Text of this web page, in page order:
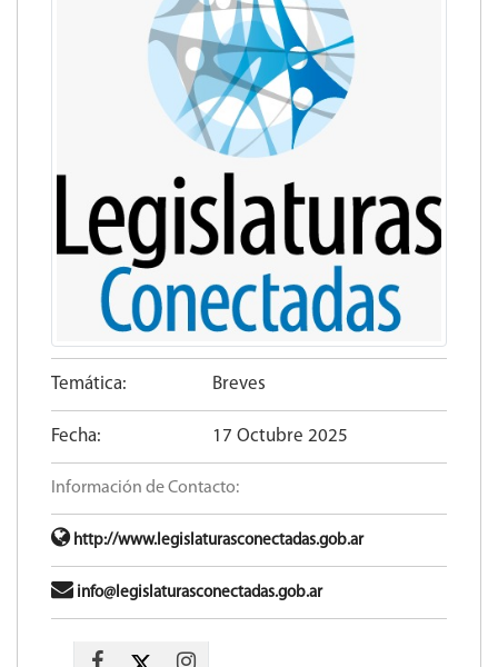
Temática: Breves
Fecha: 17 Octubre 2025
Información de Contacto:
http://www.legislaturasconectadas.gob.ar
info@legislaturasconectadas.gob.ar